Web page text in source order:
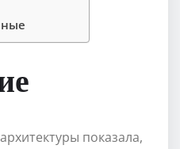
показала,